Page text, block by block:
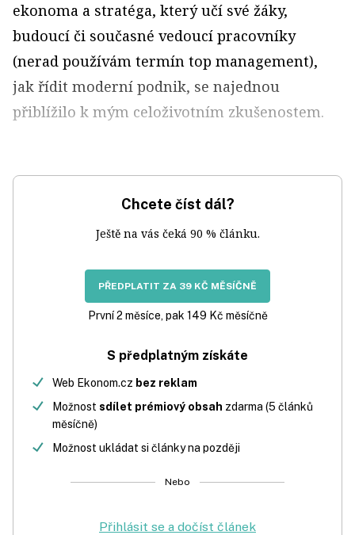
ekonoma a stratéga, který učí své žáky,
budoucí či současné vedoucí pracovníky
(nerad používám termín top management),
jak řídit moderní podnik, se najednou
přiblížilo k mým celoživotním zkušenostem.
Chcete číst dál?
Ještě na vás čeká 90 % článku.
PŘEDPLATIT ZA 39 KČ MĚSÍČNĚ
První 2 měsíce, pak 149 Kč měsíčně
S předplatným získáte
Web Ekonom.cz bez reklam
Možnost sdílet prémiový obsah zdarma (5 článků
měsíčně)
Možnost ukládat si články na později
Nebo
Přihlásit se a dočíst článek